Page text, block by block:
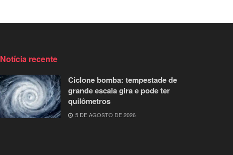
Notícia recente
Ciclone bomba: tempestade de
grande escala gira e pode ter
quilômetros
5 DE AGOSTO DE 2026